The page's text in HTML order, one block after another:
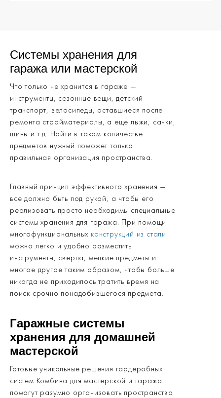
Системы хранения для
гаража или мастерской
Что только не хранится в гараже —
инструменты, сезонные вещи, детский
транспорт, велосипеды, оставшиеся после
ремонта стройматериалы, а еще лыжи, санки,
шины и т.д. Найти в таком количестве
предметов нужный поможет только
правильная организация пространства.
Главный принцип эффективного хранения —
все должно быть под рукой, а чтобы его
реализовать просто необходимы специальные
системы хранения для гаража. При помощи
многофункциональных конструкций из стали
можно легко и удобно разместить
инструменты, сверла, мелкие предметы и
многое другое таким образом, чтобы больше
никогда не приходилось тратить время на
поиск срочно понадобившегося предмета.
Гаражные системы
хранения для домашней
мастерской
Готовые уникальные решения гардеробных
систем Комбина для мастерской и гаража
помогут разумно организовать пространство